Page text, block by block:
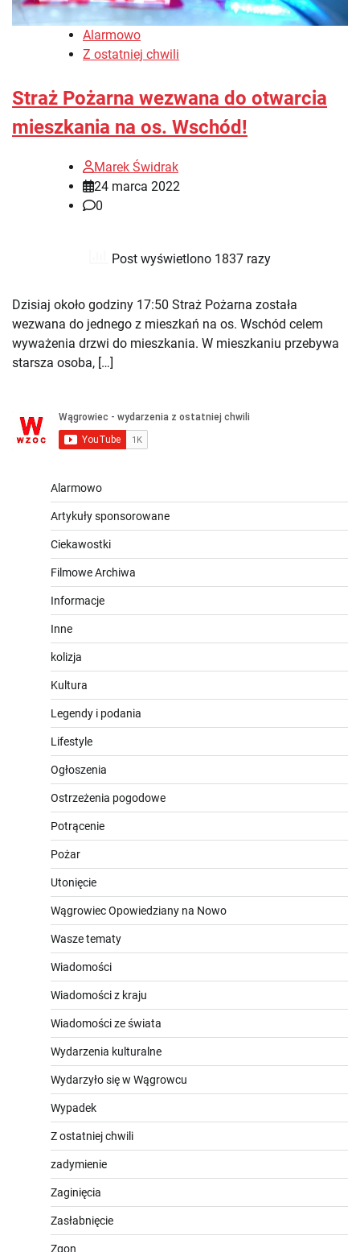
Alarmowo
Z ostatniej chwili
Straż Pożarna wezwana do otwarcia
mieszkania na os. Wschód!
Marek Świdrak
24 marca 2022
0
Post wyświetlono 1837 razy
Dzisiaj około godziny 17:50 Straż Pożarna została
wezwana do jednego z mieszkań na os. Wschód celem
wyważenia drzwi do mieszkania. W mieszkaniu przebywa
starsza osoba, […]
Alarmowo
Artykuły sponsorowane
Ciekawostki
Filmowe Archiwa
Informacje
Inne
kolizja
Kultura
Legendy i podania
Lifestyle
Ogłoszenia
Ostrzeżenia pogodowe
Potrącenie
Pożar
Utonięcie
Wągrowiec Opowiedziany na Nowo
Wasze tematy
Wiadomości
Wiadomości z kraju
Wiadomości ze świata
Wydarzenia kulturalne
Wydarzyło się w Wągrowcu
Wypadek
Z ostatniej chwili
zadymienie
Zaginięcia
Zasłabnięcie
Zgon